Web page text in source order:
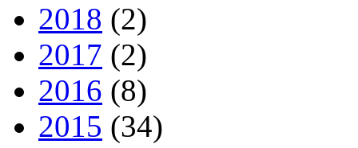
2018 (2)
2017 (2)
2016 (8)
2015 (34)